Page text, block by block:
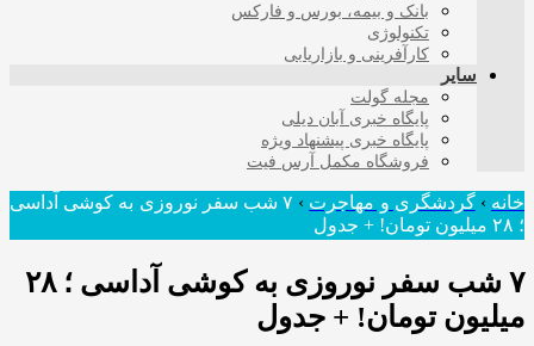
بانک و بیمه، بورس و فارکس
تکنولوژی
کارآفرینی و بازاریابی
سایر
مجله گولت
پایگاه خبری آبان دیلی
پایگاه خبری پیشنهاد ویژه
فروشگاه مکمل آرس فیت
خانه ›گردشگری و مهاجرت ›
۷ شب سفر نوروزی به کوشی آداسی
؛ ۲۸ میلیون تومان! + جدول
۷ شب سفر نوروزی به کوشی آداسی ؛ ۲۸
میلیون تومان! + جدول